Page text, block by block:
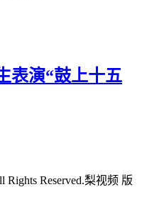
表演“鼓上十五
Rights Reserved.梨视频 版